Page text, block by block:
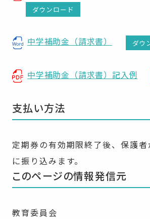
ダウンロード
中学補助金（請求書） ダウ
中学補助金（請求書）記入例
支払い方法
定期券の有効期限終了後、保護
に振り込みます。
このページの情報発信元
教育委員会